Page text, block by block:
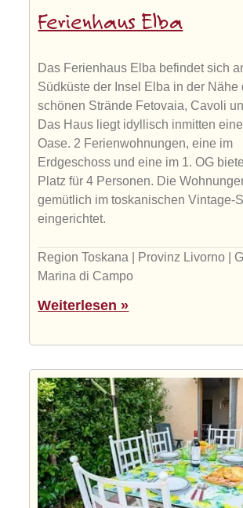
Ferienhaus Elba
Das Ferienhaus Elba befindet sich
Südküste der Insel Elba in der Nähe
schönen Strände Fetovaia, Cavoli
Das Haus liegt idyllisch inmitten
Oase. 2 Ferienwohnungen, eine im
Erdgeschoss und eine im 1. OG
Platz für 4 Personen. Die
gemütlich im toskanischen Vintage-
eingerichtet.
Region Toskana | Provinz Livorno |
Marina di Campo
Weiterlesen »